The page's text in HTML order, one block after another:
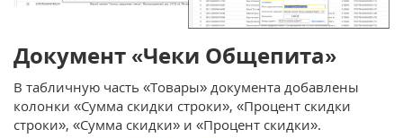
Документ «Чеки Общепита»
В табличную часть «Товары» документа добавлены
колонки «Сумма скидки строки», «Процент скидки
строки», «Сумма скидки» и «Процент скидки».